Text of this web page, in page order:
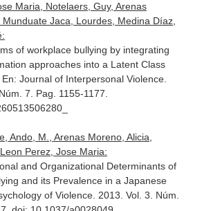
Maria, Notelaers, Guy, Arenas
Munduate Jaca, Lourdes, Medina Díaz,
of workplace bullying by integrating
approaches into a Latent Class
En: Journal of Interpersonal Violence.
7. Pag. 1155-1177.
Ando, M., Arenas Moreno, Alicia,
Perez, Jose Maria:
and Organizational Determinants of
and its Prevalence in a Japanese
of Violence. 2013. Vol. 3. Núm.